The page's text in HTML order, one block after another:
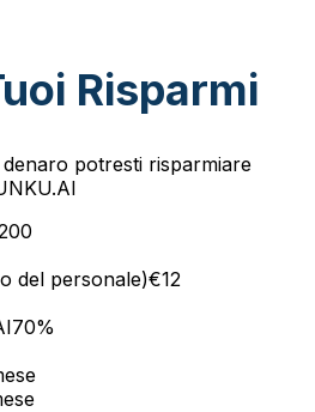
Risparmi
potresti risparmiare
del personale)€12
70%